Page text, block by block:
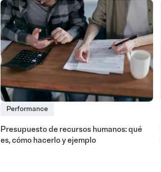
Performance
Presupuesto de recursos humanos: qué
es, cómo hacerlo y ejemplo